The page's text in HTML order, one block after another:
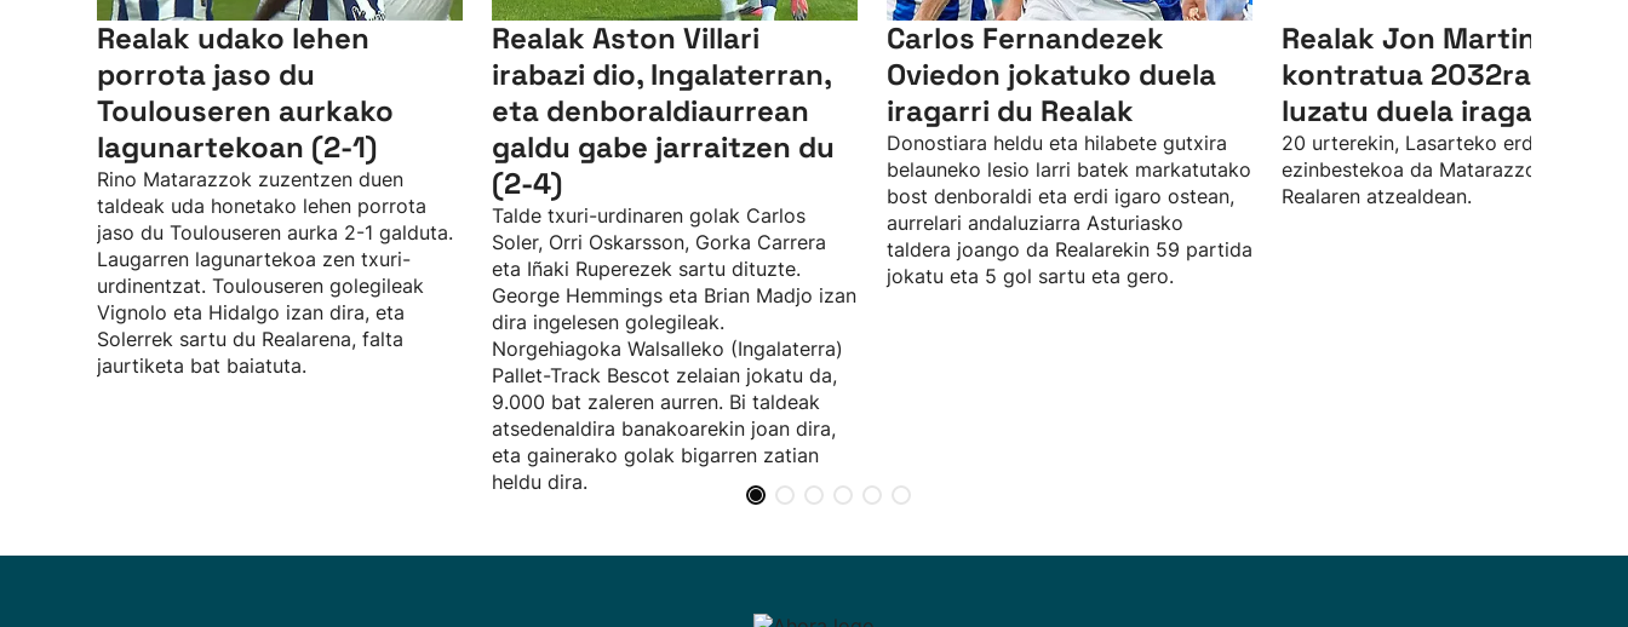
Realak udako lehen
porrota jaso du
Toulouseren aurkako
lagunartekoan (2-1)
Rino Matarazzok zuzentzen duen
taldeak uda honetako lehen porrota
jaso du Toulouseren aurka 2-1 galduta.
Laugarren lagunartekoa zen txuri-
urdinentzat. Toulouseren golegileak
Vignolo eta Hidalgo izan dira, eta
Solerrek sartu du Realarena, falta
jaurtiketa bat baiatuta.
Realak Aston Villari
irabazi dio, Ingalaterran,
eta denboraldiaurrean
galdu gabe jarraitzen du
(2-4)
Talde txuri-urdinaren golak Carlos
Soler, Orri Oskarsson, Gorka Carrera
eta Iñaki Ruperezek sartu dituzte.
George Hemmings eta Brian Madjo izan
dira ingelesen golegileak.
Norgehiagoka Walsalleko (Ingalaterra)
Pallet-Track Bescot zelaian jokatu da,
9.000 bat zaleren aurren. Bi taldeak
atsedenaldira banakoarekin joan dira,
eta gainerako golak bigarren zatian
heldu dira.
Carlos Fernandezek
Oviedon jokatuko duela
iragarri du Realak
Donostiara heldu eta hilabete gutxira
belauneko lesio larri batek markatutako
bost denboraldi eta erdi igaro ostean,
aurrelari andaluziarra Asturiasko
taldera joango da Realarekin 59 partida
jokatu eta 5 gol sartu eta gero.
Realak Jon Martinen
kontratua 2032ra arte
luzatu duela iragarri du
20 urterekin, Lasarteko erdiko
ezinbestekoa da Matarazzorentzat
Realaren atzealdean.